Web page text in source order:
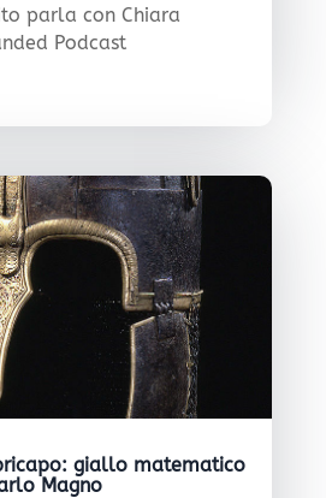
parla con Chiara
Podcast
giallo matematico
Magno